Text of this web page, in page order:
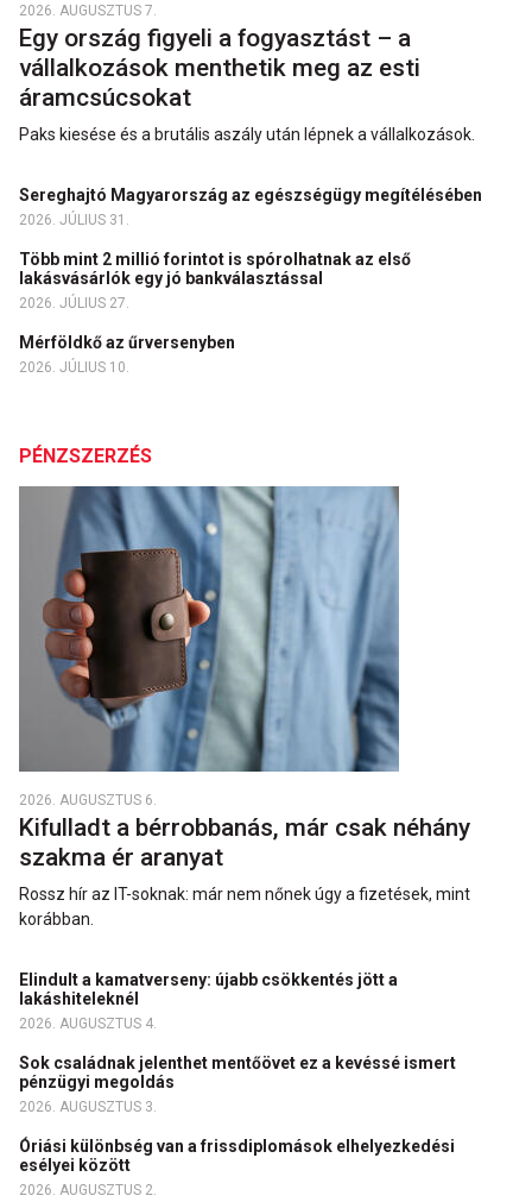
2026. AUGUSZTUS 7.
Egy ország figyeli a fogyasztást – a
vállalkozások menthetik meg az esti
áramcsúcsokat
Paks kiesése és a brutális aszály után lépnek a vállalkozások.
Sereghajtó Magyarország az egészségügy megítélésében
2026. JÚLIUS 31.
Több mint 2 millió forintot is spórolhatnak az első
lakásvásárlók egy jó bankválasztással
2026. JÚLIUS 27.
Mérföldkő az űrversenyben
2026. JÚLIUS 10.
PÉNZSZERZÉS
2026. AUGUSZTUS 6.
Kifulladt a bérrobbanás, már csak néhány
szakma ér aranyat
Rossz hír az IT-soknak: már nem nőnek úgy a fizetések, mint
korábban.
Elindult a kamatverseny: újabb csökkentés jött a
lakáshiteleknél
2026. AUGUSZTUS 4.
Sok családnak jelenthet mentőövet ez a kevéssé ismert
pénzügyi megoldás
2026. AUGUSZTUS 3.
Óriási különbség van a frissdiplomások elhelyezkedési
esélyei között
2026. AUGUSZTUS 2.